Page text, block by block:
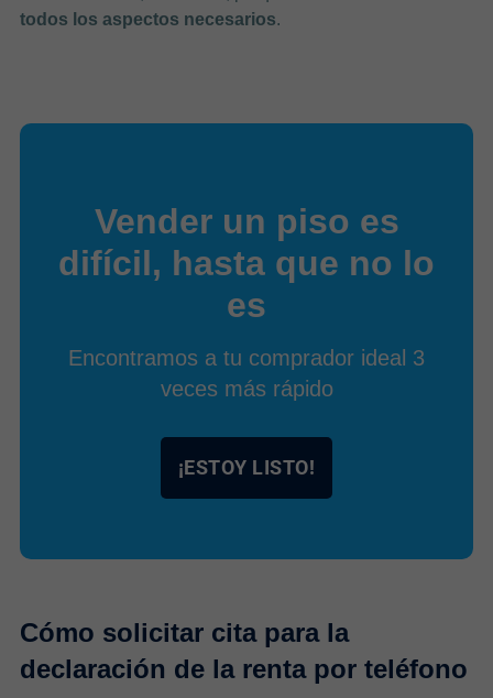
todos los aspectos necesarios.
Vender un piso es
difícil, hasta que no lo
es
Encontramos a tu comprador ideal 3
veces más rápido
¡ESTOY LISTO!
Cómo solicitar cita para la
declaración de la renta por teléfono